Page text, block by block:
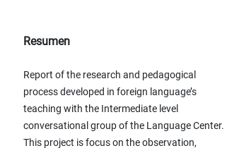
Resumen
Report of the research and pedagogical
process developed in foreign language’s
teaching with the Intermediate level
conversational group of the Language Center.
This project is focus on the observation,